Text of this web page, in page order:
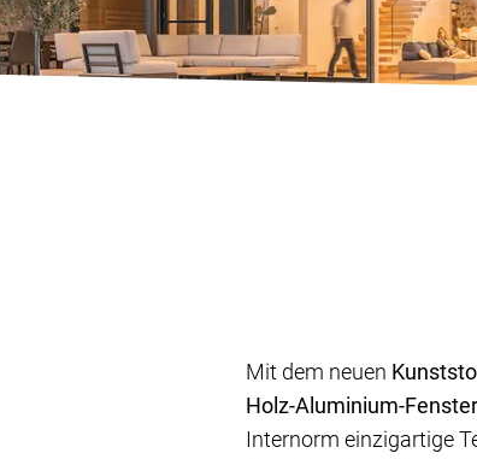
Mit dem neuen
Holz-Aluminium-
Internorm einzigartige